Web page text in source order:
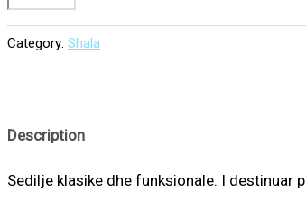
Category: Shala
Description
Sedilje klasike dhe funksionale. I destinuar